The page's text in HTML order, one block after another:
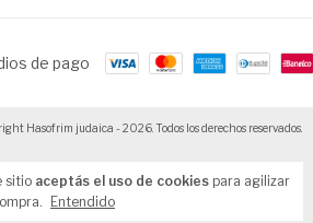
sitio aceptás el uso de cookies para agilizar
Entendido
de pago
Hasofrim judaica - 2026. Todos los derechos reservados.